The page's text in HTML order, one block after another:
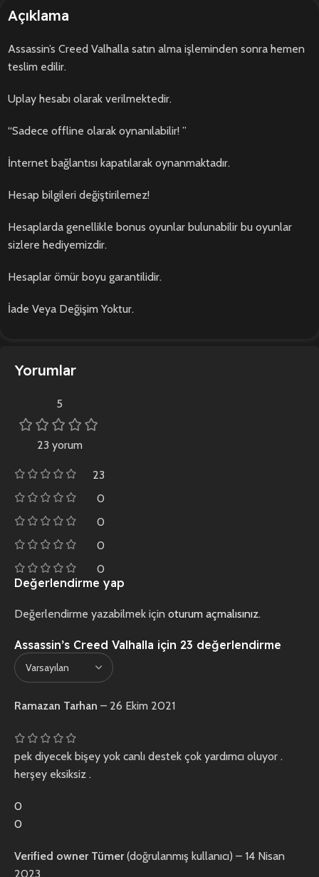
Açıklama
Assassin’s Creed Valhalla satın alma işleminden sonra hemen
teslim edilir.
Uplay hesabı olarak verilmektedir.
“Sadece offline olarak oynanılabilir! ”
İnternet bağlantısı kapatılarak oynanmaktadır.
Hesap bilgileri değiştirilemez!
Hesaplarda genellikle bonus oyunlar bulunabilir bu oyunlar
sizlere hediyemizdir.
Hesaplar ömür boyu garantilidir.
İade Veya Değişim Yoktur.
Yorumlar
5
23 yorum
23
0
0
0
0
Assassin’s Creed Valhalla için 23 değerlendirme
Ramazan Tarhan – 26 Ekim 2021
pek diyecek bişey yok canlı destek çok yardımcı oluyor .
herşey eksiksiz .
0
0
Verified owner Tümer(doğrulanmış kullanıcı) – 14 Nisan
2023
Değerlendirme yap
Değerlendirme yazabilmek için oturum açmalısınız.